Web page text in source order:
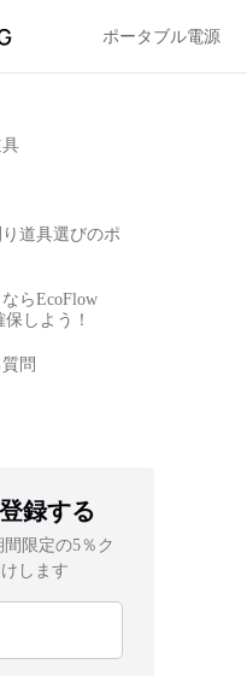
ポータブル電源
道具選びのポ
らEcoFlow
しよう！
問
録する
限定の5％ク
します